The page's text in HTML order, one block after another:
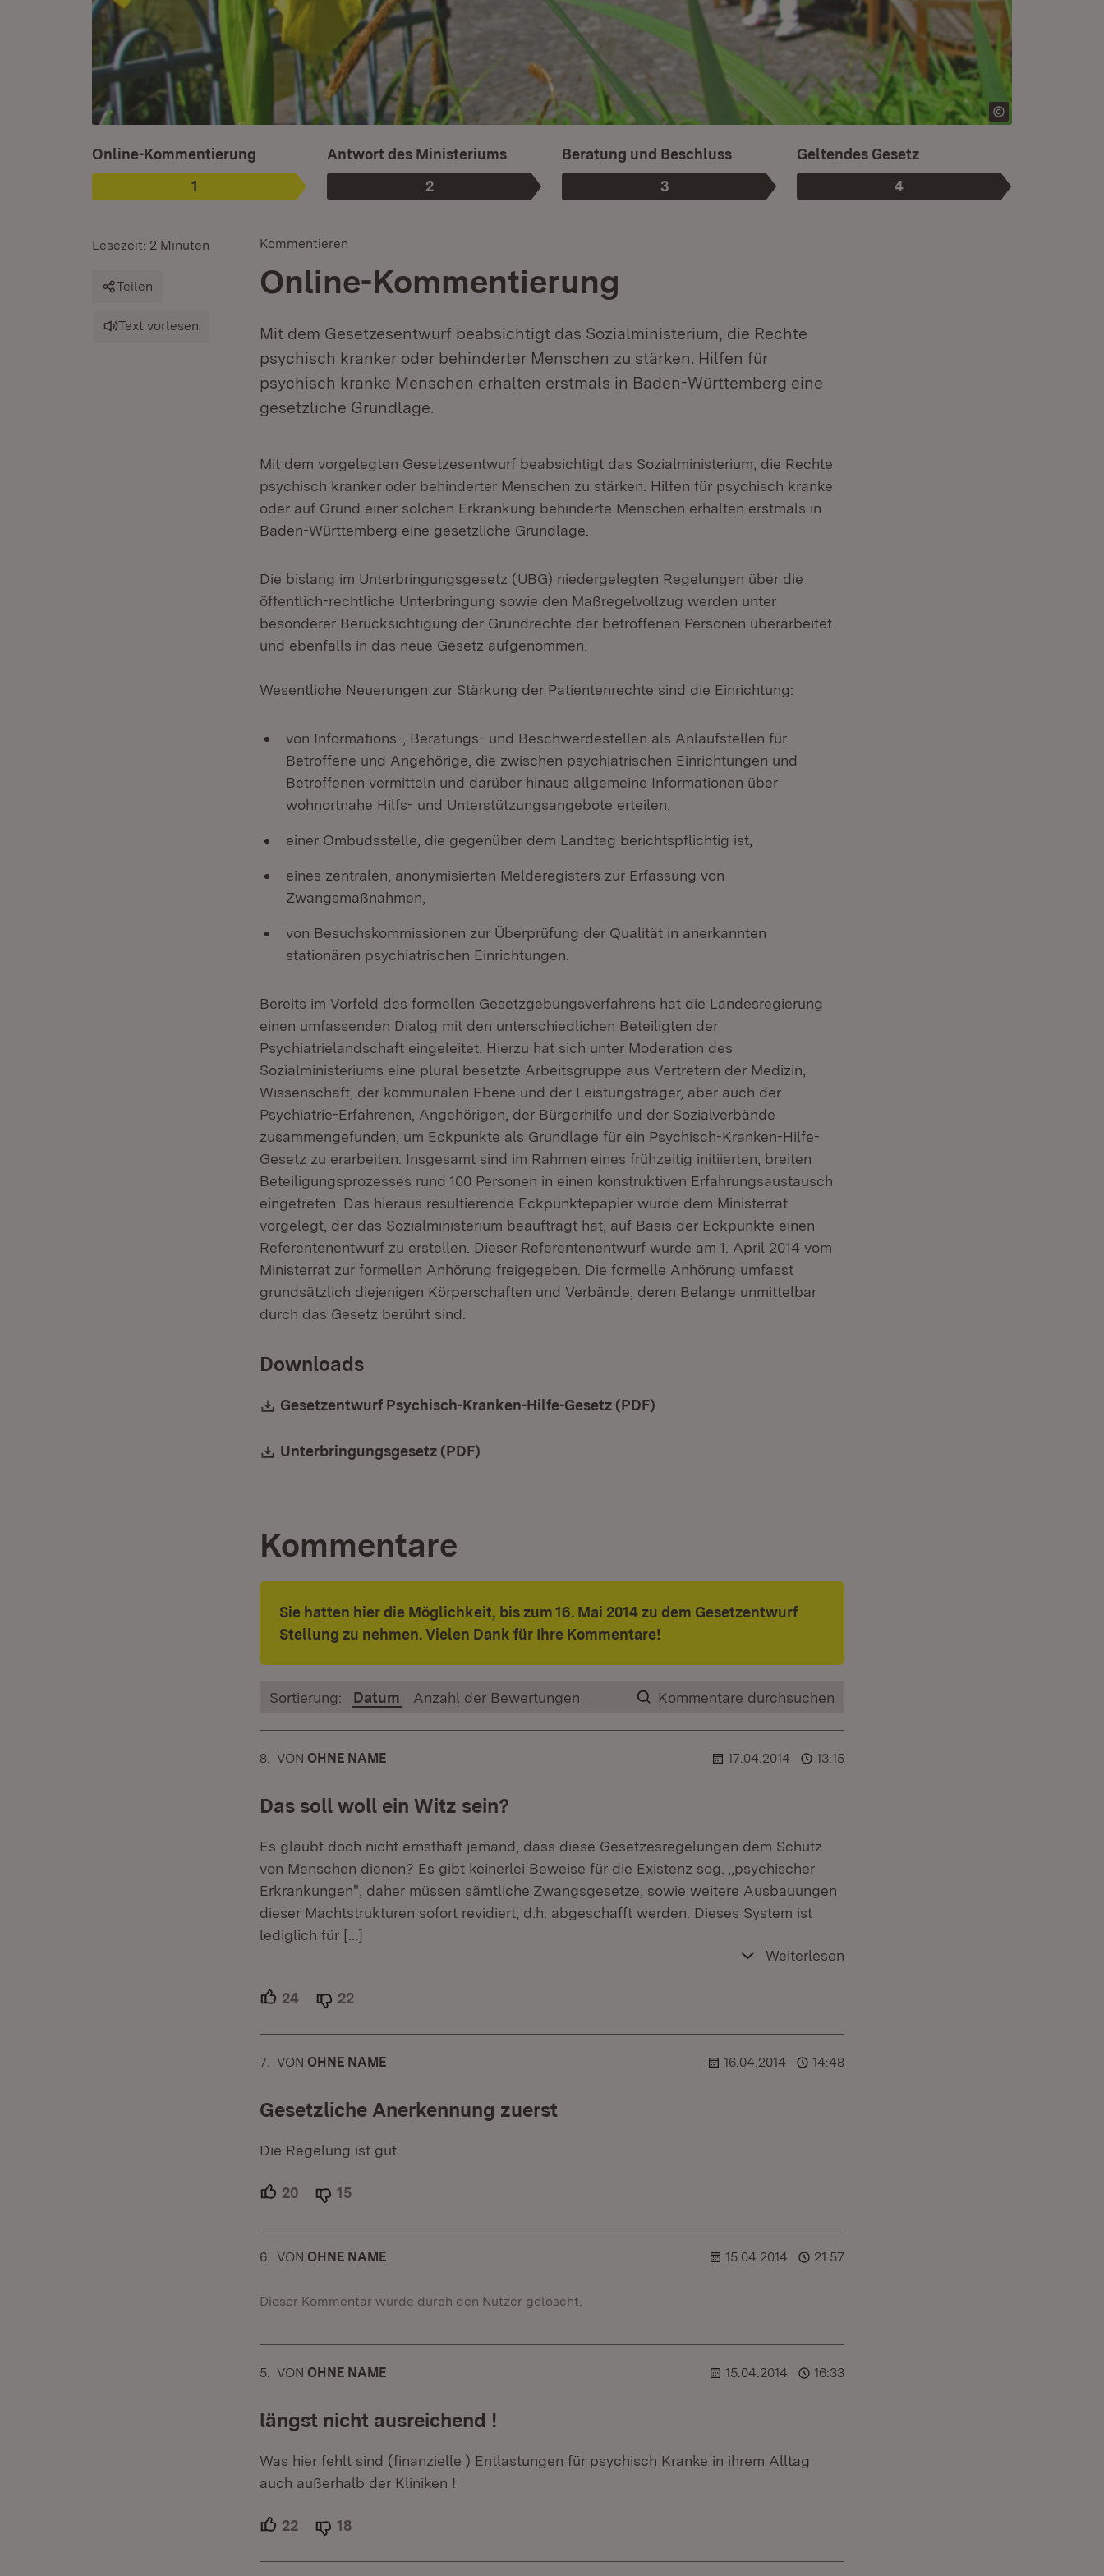
Phase
1
:
Ist ausgewählt.
Online-Kommentierung
Phase
2
:
Antwort des Ministeriums
Phase
3
:
Beratung und Beschluss
Phase
4
:
Ist die aktuelle Phase.
Geltendes Gesetz
Kommentieren
Online-Kommentierung
Mit dem Gesetzesentwurf beabsichtigt das Sozialministerium, die Rechte
psychisch kranker oder behinderter Menschen zu stärken. Hilfen für
psychisch kranke Menschen erhalten erstmals in Baden-Württemberg eine
gesetzliche Grundlage.
Lesezeit: 2 Minuten
Teilen
Text vorlesen
Mit dem vorgelegten Gesetzesentwurf beabsichtigt das Sozialministerium, die Rechte
psychisch kranker oder behinderter Menschen zu stärken. Hilfen für psychisch kranke
oder auf Grund einer solchen Erkrankung behinderte Menschen erhalten erstmals in
Baden-Württemberg eine gesetzliche Grundlage.
Die bislang im Unterbringungsgesetz (UBG) niedergelegten Regelungen über die
öffentlich-rechtliche Unterbringung sowie den Maßregelvollzug werden unter
besonderer Berücksichtigung der Grundrechte der betroffenen Personen überarbeitet
und ebenfalls in das neue Gesetz aufgenommen.
Wesentliche Neuerungen zur Stärkung der Patientenrechte sind die Einrichtung:
von Informations-, Beratungs- und Beschwerdestellen als Anlaufstellen für
Betroffene und Angehörige, die zwischen psychiatrischen Einrichtungen und
Betroffenen vermitteln und darüber hinaus allgemeine Informationen über
wohnortnahe Hilfs- und Unterstützungsangebote erteilen,
einer Ombudsstelle, die gegenüber dem Landtag berichtspflichtig ist,
eines zentralen, anonymisierten Melderegisters zur Erfassung von
Zwangsmaßnahmen,
von Besuchskommissionen zur Überprüfung der Qualität in anerkannten
stationären psychiatrischen Einrichtungen.
Bereits im Vorfeld des formellen Gesetzgebungsverfahrens hat die Landesregierung
einen umfassenden Dialog mit den unterschiedlichen Beteiligten der
Psychiatrielandschaft eingeleitet. Hierzu hat sich unter Moderation des
Sozialministeriums eine plural besetzte Arbeitsgruppe aus Vertretern der Medizin,
Wissenschaft, der kommunalen Ebene und der Leistungsträger, aber auch der
Psychiatrie-Erfahrenen, Angehörigen, der Bürgerhilfe und der Sozialverbände
zusammengefunden, um Eckpunkte als Grundlage für ein Psychisch-Kranken-Hilfe-
Gesetz zu erarbeiten. Insgesamt sind im Rahmen eines frühzeitig initiierten, breiten
Beteiligungsprozesses rund 100 Personen in einen konstruktiven Erfahrungsaustausch
eingetreten. Das hieraus resultierende Eckpunktepapier wurde dem Ministerrat
vorgelegt, der das Sozialministerium beauftragt hat, auf Basis der Eckpunkte einen
Referentenentwurf zu erstellen. Dieser Referentenentwurf wurde am 1. April 2014 vom
Ministerrat zur formellen Anhörung freigegeben. Die formelle Anhörung umfasst
grundsätzlich diejenigen Körperschaften und Verbände, deren Belange unmittelbar
durch das Gesetz berührt sind.
Downloads
Download:
Gesetzentwurf Psychisch-Kranken-Hilfe-Gesetz (PDF)
Download:
Unterbringungsgesetz (PDF)
Kommentare
Sie hatten hier die Möglichkeit, bis zum 16. Mai 2014 zu dem Gesetzentwurf
Stellung zu nehmen. Vielen Dank für Ihre Kommentare!
Kommentare durchsuchen
Sortierung: Datum Anzahl der Bewertungen
8. KOMMENTAR
VON :OHNE NAME 17.04.2014 13:15
Das soll woll ein Witz sein?
Es glaubt doch nicht ernsthaft jemand, dass diese Gesetzesregelungen dem Schutz
von Menschen dienen? Es gibt keinerlei Beweise für die Existenz sog. ,,psychischer
Erkrankungen", daher müssen sämtliche Zwangsgesetze, sowie weitere Ausbauungen
dieser Machtstrukturen sofort revidiert, d.h. abgeschafft werden. Dieses System ist
lediglich für […]
Weiterlesen
24 Unterstützer.
22
7. KOMMENTAR
VON :OHNE NAME 16.04.2014 14:48
Gesetzliche Anerkennung zuerst
Die Regelung ist gut.
20 Unterstützer.
15
6. KOMMENTAR
VON :OHNE NAME 15.04.2014 21:57
Dieser Kommentar wurde durch den Nutzer gelöscht.
5. KOMMENTAR
VON :OHNE NAME 15.04.2014 16:33
längst nicht ausreichend !
Was hier fehlt sind (finanzielle ) Entlastungen für psychisch Kranke in ihrem Alltag
auch außerhalb der Kliniken !
22 Unterstützer.
18